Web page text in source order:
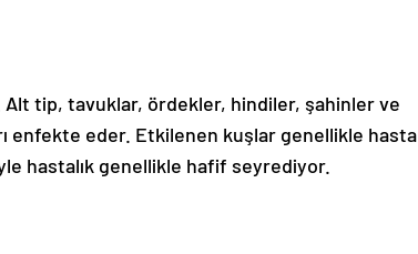
tip, tavuklar, ördekler, hindiler, şahinler ve
enfekte eder. Etkilenen kuşlar genellikle hasta
hastalık genellikle hafif seyrediyor.